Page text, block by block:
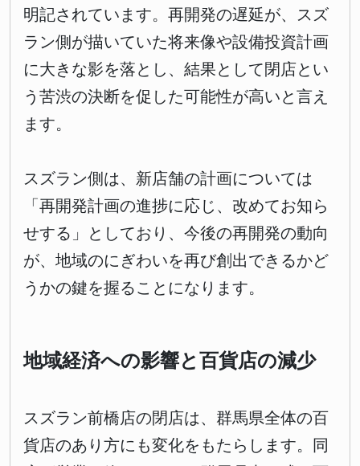
明記されています。再開発の遅延が、スズ
ラン側が描いていた将来像や設備投資計画
に大きな影を落とし、結果として閉店とい
う苦渋の決断を促した可能性が高いと言え
ます。
スズラン側は、新店舗の計画については
「再開発計画の進捗に応じ、改めてお知ら
せする」としており、今後の再開発の動向
が、地域のにぎわいを再び創出できるかど
うかの鍵を握ることになります。
地域経済への影響と百貨店の減少
スズラン前橋店の閉店は、群馬県全体の百
貨店のあり方にも変化をもたらします。同